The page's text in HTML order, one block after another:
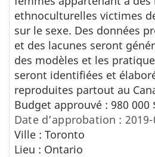
ethnoculturelles victimes
sur le sexe. Des données
et des lacunes seront
des modèles et les
seront identifiées et
reproduites partout au
Budget approuvé : 980 000
Date d’approbation : 2019-
Ville : Toronto
Lieu : Ontario